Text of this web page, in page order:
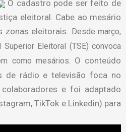
O cadastro pode ser feito de
eleitoral. Cabe ao mesário
zonas eleitorais. Desde março,
Superior Eleitoral (TSE) convoca
como mesários. O conteúdo
de rádio e televisão foca no
e foi adaptado
TikTok e Linkedin) para